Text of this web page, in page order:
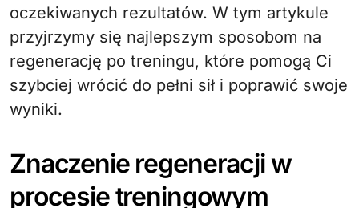
oczekiwanych rezultatów. W tym artykule
przyjrzymy się najlepszym sposobom na
regenerację po treningu, które pomogą Ci
szybciej wrócić do pełni sił i poprawić swoje
wyniki.
Znaczenie regeneracji w
procesie treningowym